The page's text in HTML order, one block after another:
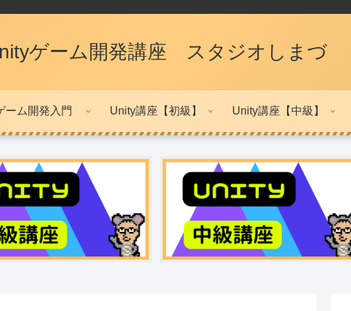
ゲーム開発講座 スタジオしまづ
ーム開発入門 Unity講座【初級】 Unity講座【中級】